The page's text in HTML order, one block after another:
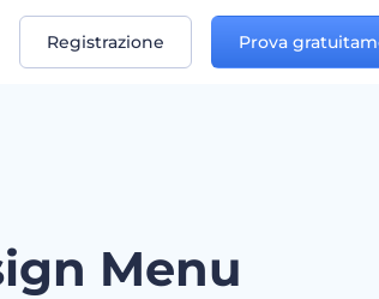
Registrazione Prova
Menu